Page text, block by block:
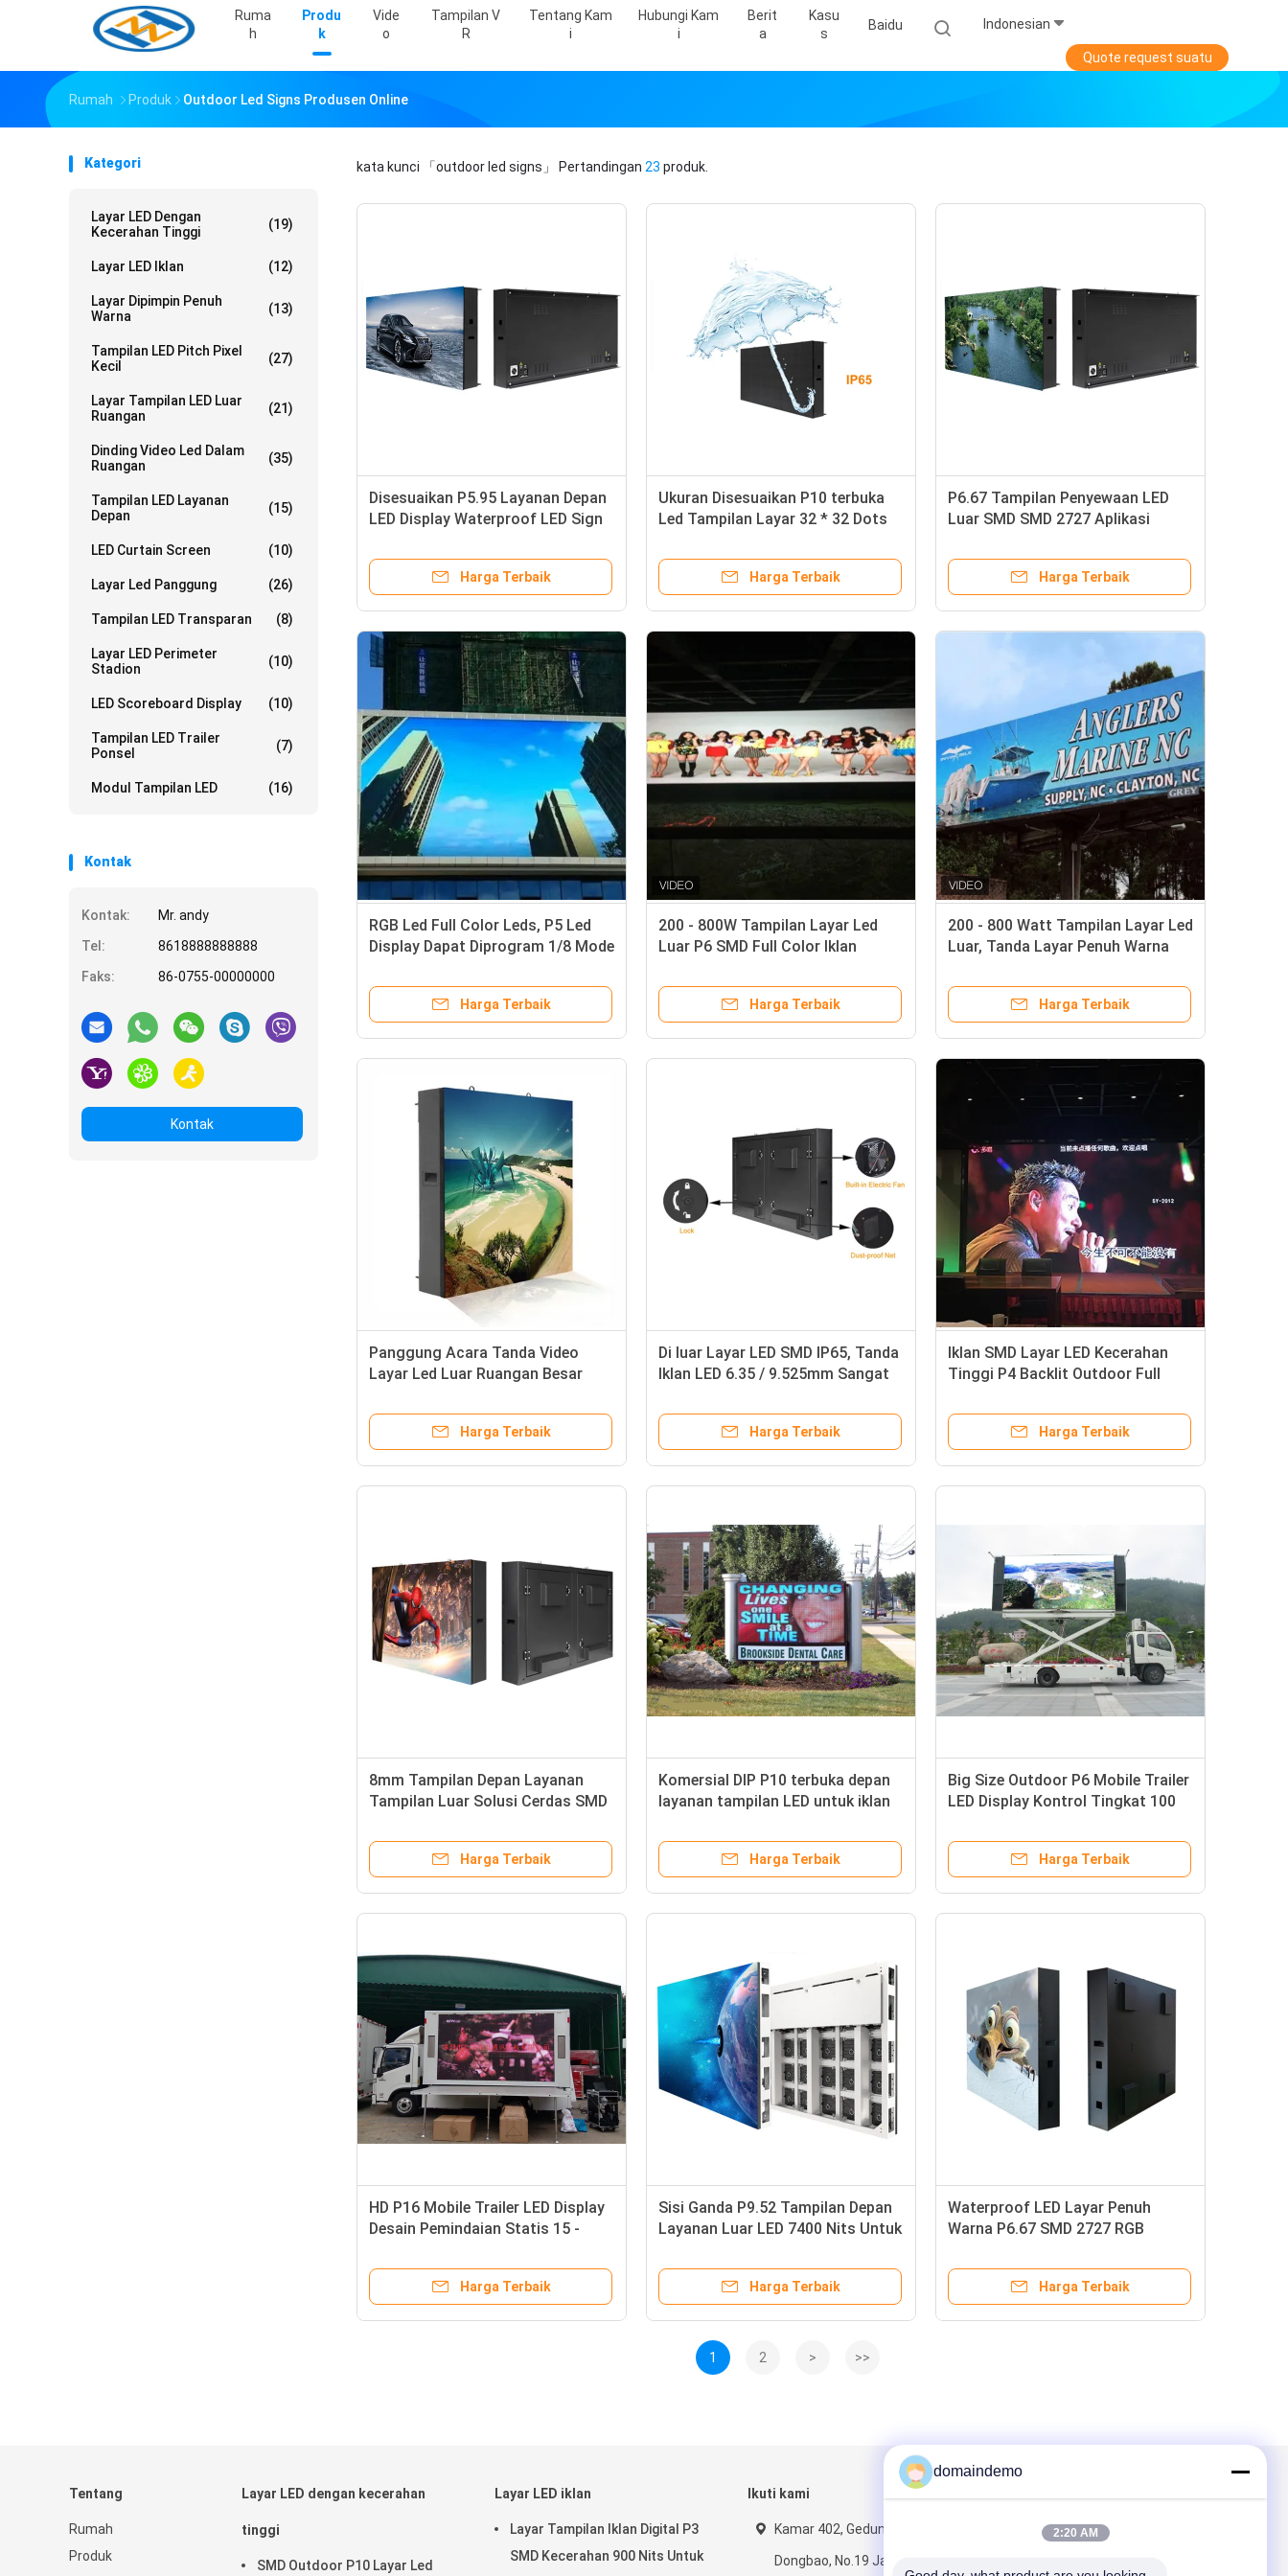
Ruma
H
Produ
K
Vide
O
Tampilan V
R
Tentang Kam
I
Hubungi Kam
I
Berit
A
Kasu
S
Baidu Indonesian
Quote request suatu
Rumah Produk Outdoor Led Signs Produsen Online
Kategori
Layar LED Dengan
Kecerahan Tinggi
(19)
Layar LED Iklan (12)
Layar Dipimpin Penuh
Warna
(13)
Tampilan LED Pitch Pixel
Kecil
(27)
Layar Tampilan LED Luar
Ruangan
(21)
Dinding Video Led Dalam
Ruangan
(35)
Tampilan LED Layanan
Depan
(15)
LED Curtain Screen (10)
Layar Led Panggung (26)
Tampilan LED Transparan (8)
Layar LED Perimeter
Stadion
(10)
LED Scoreboard Display (10)
Tampilan LED Trailer
Ponsel
(7)
Modul Tampilan LED (16)
Kontak
Kontak:
Mr. andy
Tel:
8618888888888
Faks:
86-0755-00000000
Kontak
kata kunci 「outdoor led signs」 Pertandingan 23 produk.
Disesuaikan P5.95 Layanan Depan
LED Display Waterproof LED Sign
Harga Terbaik
Ukuran Disesuaikan P10 terbuka
Led Tampilan Layar 32 * 32 Dots
Harga Terbaik
P6.67 Tampilan Penyewaan LED
Luar SMD SMD 2727 Aplikasi
Harga Terbaik
RGB Led Full Color Leds, P5 Led
Display Dapat Diprogram 1/8 Mode
Harga Terbaik
200 - 800W Tampilan Layar Led
Luar P6 SMD Full Color Iklan
Tampilan Layar Led Luar Scree
Harga Terbaik
200 - 800 Watt Tampilan Layar Led
Luar, Tanda Layar Penuh Warna
Harga Terbaik
Panggung Acara Tanda Video
Layar Led Luar Ruangan Besar
Harga Terbaik
Di luar Layar LED SMD IP65, Tanda
Iklan LED 6.35 / 9.525mm Sangat
Harga Terbaik
Iklan SMD Layar LED Kecerahan
Tinggi P4 Backlit Outdoor Full
Harga Terbaik
8mm Tampilan Depan Layanan
Tampilan Luar Solusi Cerdas SMD
Harga Terbaik
Komersial DIP P10 terbuka depan
layanan tampilan LED untuk iklan
Harga Terbaik
Big Size Outdoor P6 Mobile Trailer
LED Display Kontrol Tingkat 100
Harga Terbaik
HD P16 Mobile Trailer LED Display
Desain Pemindaian Statis 15 -
Harga Terbaik
Sisi Ganda P9.52 Tampilan Depan
Layanan Luar LED 7400 Nits Untuk
Harga Terbaik
Waterproof LED Layar Penuh
Warna P6.67 SMD 2727 RGB
Harga Terbaik
1 2 > >>
Tentang
Rumah
Produk
Layar LED dengan kecerahan
tinggi
SMD Outdoor P10 Layar Led
Layar LED iklan
Layar Tampilan Iklan Digital P3
SMD Kecerahan 900 Nits Untuk
Ikuti kami
Kamar 402, Gedung
Dongbao, No.19 Jalan
domaindemo
2:20 AM